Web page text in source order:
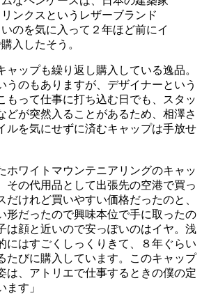
ンクスというレザーブランド
のを気に入って２年ほど前にイ
入したそう。
ャップも繰り返し購入している逸品。
うのもありますが、デザイナーという
もって仕事に打ち込む日でも、スタッ
どが突然入ることがあるため、相澤さ
ルを気にせずに済むキャップは手放せ
ホワイトマウンテニアリングのキャッ
その代用品として出張先の空港で買っ
だけれど買いやすい価格だったのと、
形だったので興味本位で手に取ったの
は顔と近いので安っぽいのはイヤ。浅
にはすごくしっくりきて、８年ぐらい
たびに購入しています。このキャップ
は、アトリエで仕事するときの僕の定
す」